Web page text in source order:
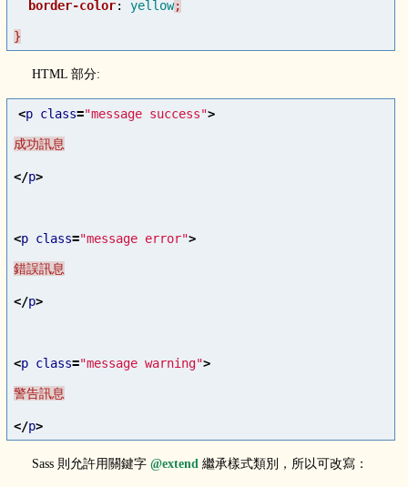
border-color: yellow
}
HTML 部分:
<p class="message success">
</p>
<p class="message error">
</p>
<p class="message warning">
</p>
Sass 則允許用關鍵字 @extend 繼承樣式類別，所以可改寫：